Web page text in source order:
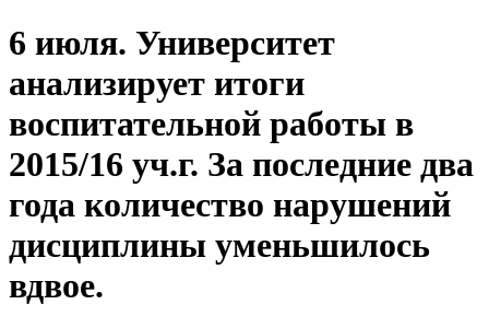
6 июля. Университет
анализирует итоги
воспитательной работы в
2015/16 уч.г. За последние два
года количество нарушений
дисциплины уменьшилось
вдвое.